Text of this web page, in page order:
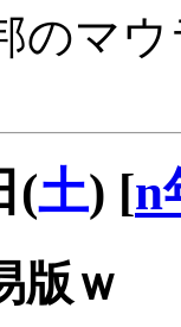
のマ
(土) [n
版ｗ